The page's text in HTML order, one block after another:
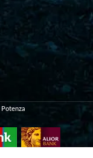
Potenza